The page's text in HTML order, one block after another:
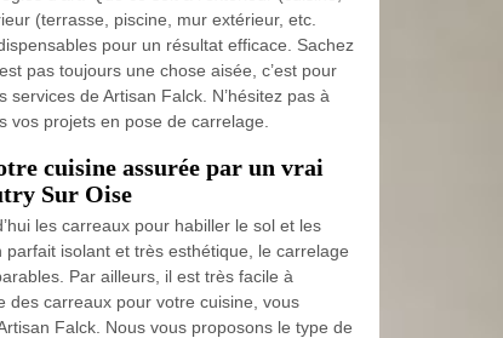
(terrasse, piscine, mur extérieur, etc.
pour un résultat efficace. Sachez
pas toujours une chose aisée, c’est pour
de Artisan Falck. N’hésitez pas à
projets en pose de carrelage.
cuisine assurée par un vrai
Sur Oise
les carreaux pour habiller le sol et les
isolant et très esthétique, le carrelage
Par ailleurs, il est très facile à
des carreaux pour votre cuisine, vous
Falck. Nous vous proposons le type de